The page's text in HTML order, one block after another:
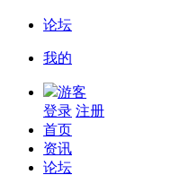
论坛
我的
游客
登录 注册
首页
资讯
论坛